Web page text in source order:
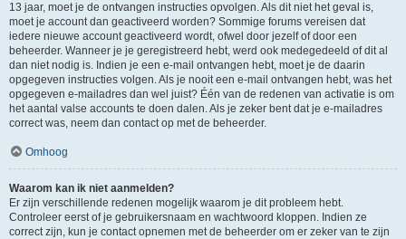
13 jaar, moet je de ontvangen instructies opvolgen. Als dit niet het geval is,
moet je account dan geactiveerd worden? Sommige forums vereisen dat
iedere nieuwe account geactiveerd wordt, ofwel door jezelf of door een
beheerder. Wanneer je je geregistreerd hebt, werd ook medegedeeld of dit al
dan niet nodig is. Indien je een e-mail ontvangen hebt, moet je de daarin
opgegeven instructies volgen. Als je nooit een e-mail ontvangen hebt, was het
opgegeven e-mailadres dan wel juist? Één van de redenen van activatie is om
het aantal valse accounts te doen dalen. Als je zeker bent dat je e-mailadres
correct was, neem dan contact op met de beheerder.
Omhoog
Waarom kan ik niet aanmelden?
Er zijn verschillende redenen mogelijk waarom je dit probleem hebt.
Controleer eerst of je gebruikersnaam en wachtwoord kloppen. Indien ze
correct zijn, kun je contact opnemen met de beheerder om er zeker van te zijn